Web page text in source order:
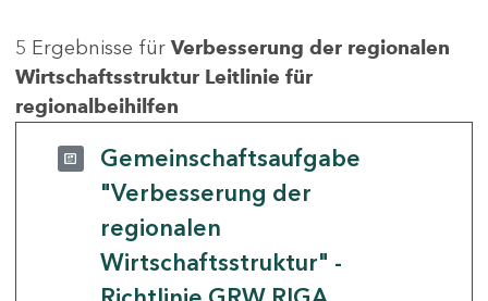
5 Ergebnisse für Verbesserung der regionalen
Wirtschaftsstruktur Leitlinie für
regionalbeihilfen
Gemeinschaftsaufgabe
"Verbesserung der
regionalen
Wirtschaftsstruktur" -